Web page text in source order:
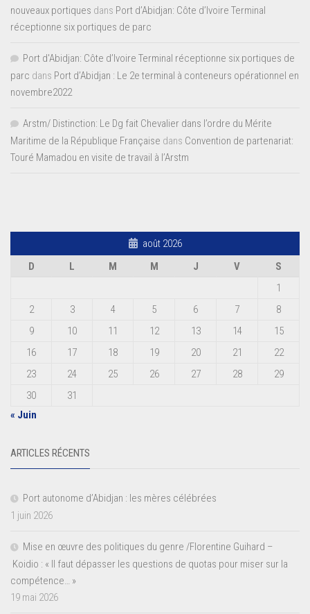
nouveaux portiques dans Port d’Abidjan: Côte d’Ivoire Terminal
réceptionne six portiques de parc
Port d'Abidjan: Côte d’Ivoire Terminal réceptionne six portiques de
parc dans Port d’Abidjan : Le 2e terminal à conteneurs opérationnel en
novembre2022
Arstm/ Distinction: Le Dg fait Chevalier dans l’ordre du Mérite
Maritime de la République Française dans Convention de partenariat:
Touré Mamadou en visite de travail à l’Arstm
août 2026
D
L M M J V
S
1
2
3 4 5 6 7
8
9
10 11 12 13 14
15
16
17 18 19 20 21
22
23
24 25 26 27 28
29
30
31
« Juin
ARTICLES RÉCENTS
Port autonome d’Abidjan : les mères célébrées
1 juin 2026
Mise en œuvre des politiques du genre /Florentine Guihard –
Koidio : « Il faut dépasser les questions de quotas pour miser sur la
compétence… »
19 mai 2026